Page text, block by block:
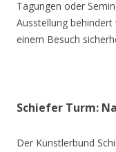
Tagungen oder
Ausstellung
einem Besuch
Schiefer Turm:
Der Künstlerbund